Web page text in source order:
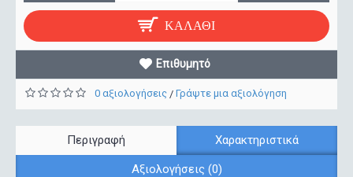
ΚΑΛΆΘΙ
Επιθυμητό
0 αξιολογήσεις / Γράψτε μια αξιολόγηση
Περιγραφή Χαρακτηριστικά
Αξιολογήσεις (0)